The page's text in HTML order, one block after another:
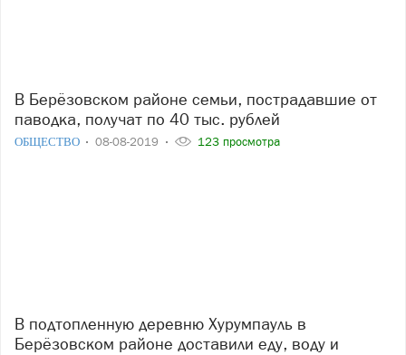
В Берёзовском районе семьи, пострадавшие от
паводка, получат по 40 тыс. рублей
ОБЩЕСТВО 08-08-2019 123 просмотра
В подтопленную деревню Хурумпауль в
Берёзовском районе доставили еду, воду и